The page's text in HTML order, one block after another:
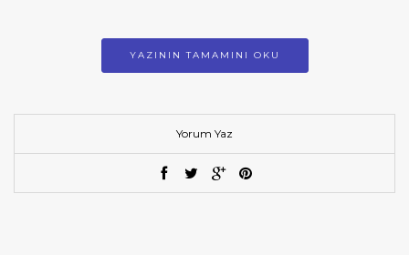
YAZININ TAMAMINI OKU
Yorum Yaz